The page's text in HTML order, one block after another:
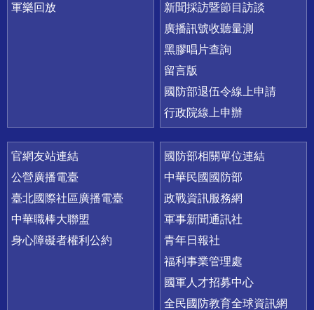
軍樂回放
新聞採訪暨節目訪談
廣播訊號收聽量測
黑膠唱片查詢
留言版
國防部退伍令線上申請
行政院線上申辦
官網友站連結
公營廣播電臺
臺北國際社區廣播電臺
中華職棒大聯盟
身心障礙者權利公約
國防部相關單位連結
中華民國國防部
政戰資訊服務網
軍事新聞通訊社
青年日報社
福利事業管理處
國軍人才招募中心
全民國防教育全球資訊網